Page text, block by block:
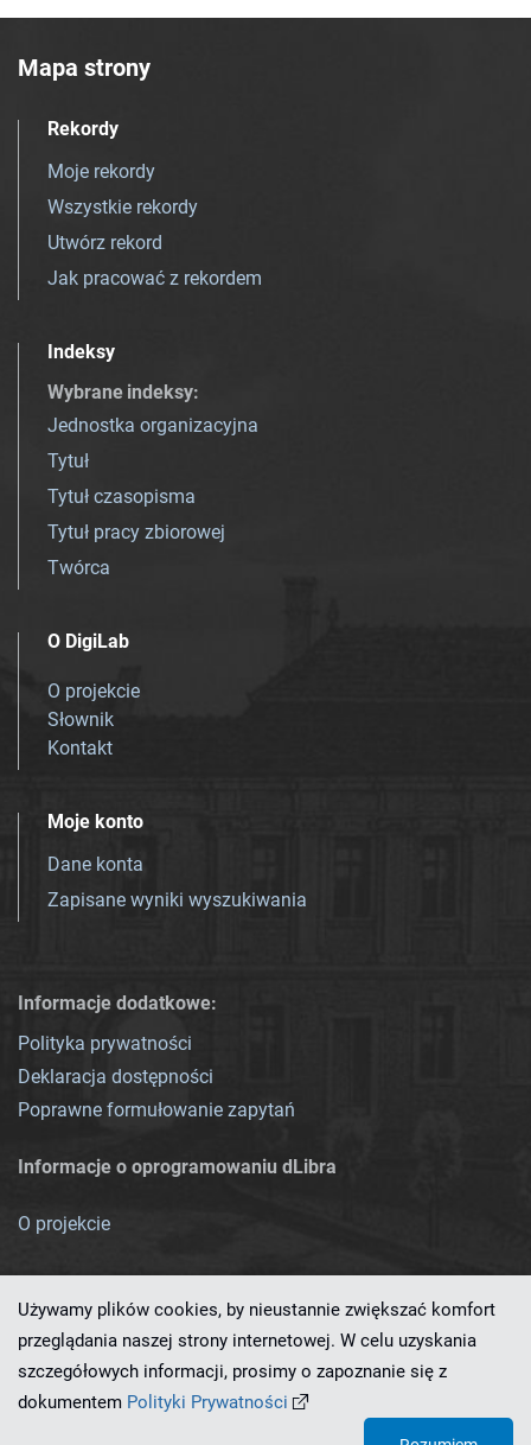
Mapa strony
Rekordy
Moje rekordy
Wszystkie rekordy
Utwórz rekord
Jak pracować z rekordem
Indeksy
Wybrane indeksy:
Jednostka organizacyjna
Tytuł
Tytuł czasopisma
Tytuł pracy zbiorowej
Twórca
O DigiLab
O projekcie
Słownik
Kontakt
Moje konto
Dane konta
Zapisane wyniki wyszukiwania
Informacje dodatkowe:
Polityka prywatności
Deklaracja dostępności
Poprawne formułowanie zapytań
Informacje o oprogramowaniu dLibra
O projekcie
Ten serwis działa dzięki oprogramowaniu
Używamy plików cookies, by nieustannie zwiększać komfort
przeglądania naszej strony internetowej. W celu uzyskania
szczegółowych informacji, prosimy o zapoznanie się z
dokumentem Polityki Prywatności